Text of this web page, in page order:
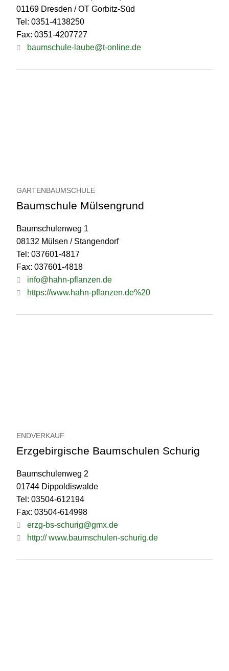
01169 Dresden / OT Gorbitz-Süd
Tel: 0351-4138250
Fax: 0351-4207727
baumschule-laube@t-online.de
GARTENBAUMSCHULE
Baumschule Mülsengrund
Baumschulenweg 1
08132 Mülsen / Stangendorf
Tel: 037601-4817
Fax: 037601-4818
info@hahn-pflanzen.de
https://www.hahn-pflanzen.de%20
ENDVERKAUF
Erzgebirgische Baumschulen Schurig
Baumschulenweg 2
01744 Dippoldiswalde
Tel: 03504-612194
Fax: 03504-614998
erzg-bs-schurig@gmx.de
http:// www.baumschulen-schurig.de